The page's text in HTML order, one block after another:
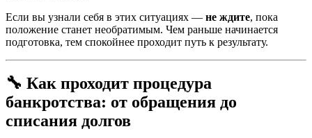
Если вы узнали себя в этих ситуациях — не ждите, пока
положение станет необратимым. Чем раньше начинается
подготовка, тем спокойнее проходит путь к результату.
🔧 Как проходит процедура
банкротства: от обращения до
списания долгов